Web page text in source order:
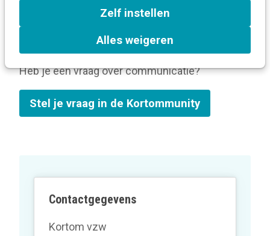
Zelf instellen
Alles weigeren
Raadpleeg onze FAQ's
Heb je een vraag over communicatie?
Stel je vraag in de Kortommunity
Contactgegevens
Kortom vzw